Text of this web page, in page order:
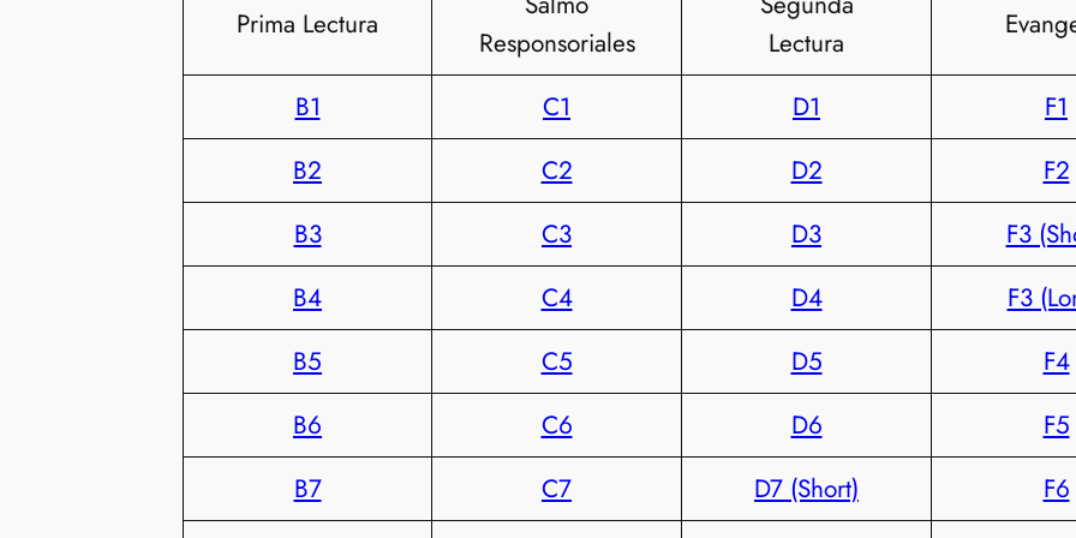
Prima Lectura
Responsoriales
Lectura
B1 C1 D1
F1
B2
C2 D2
F2
B3
C3 D3
F3
B4
C4 D4
F3
B5
C5 D5
F4
B6
C6 D6
F5
B7
C7 D7 (Short)
F6